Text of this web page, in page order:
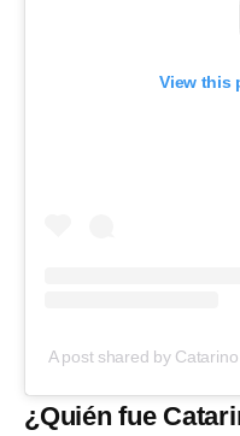
View this
A post shared by
¿Quién fue